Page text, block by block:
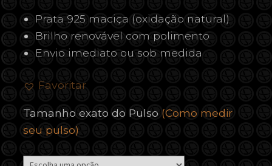
Prata 925 maciça (oxidação natural)
Brilho renovável com polimento
Envio imediato ou sob medida
Favoritar
Tamanho exato do Pulso (Como medir
seu pulso)